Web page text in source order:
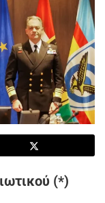
(*)